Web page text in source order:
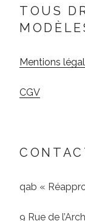
TOUS
Mentions
CGV
qab «
9 Rue de